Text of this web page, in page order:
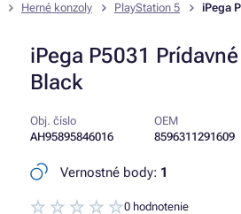
Herné konzoly PlayStation 5 iPega
iPega P5031
Black
Obj. číslo
AH95895846016
OEM
8596311291609
Vernostné body: 1
0 hodnotenie